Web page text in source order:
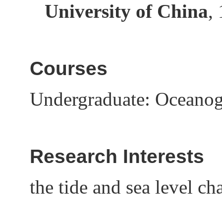
University of China,
Courses
Undergraduate:
Research Interests
the tide and sea level